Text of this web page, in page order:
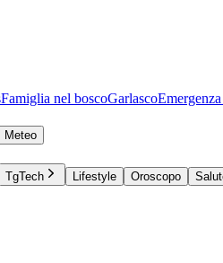
Famiglia nel boscoGarlasco
Meteo
TgTech Lifestyle Oroscopo